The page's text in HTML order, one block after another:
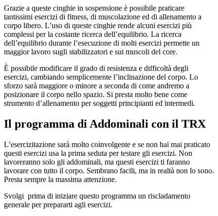
Grazie a queste cinghie in sospensione è possibile praticare
tantissimi esercizi di fitness, di muscolazione ed di allenamento a
corpo libero. L’uso di queste cinghie rende alcuni esercizi più
complessi per la costante ricerca dell’equilibrio. La ricerca
dell’equilibrio durante l’esecuzione di molti esercizi permette un
maggior lavoro sugli stabilizzatori e sui muscoli del core.
È possibile modificare il grado di resistenza e difficoltà degli
esercizi, cambiando semplicemente l’inclinazione del corpo. Lo
sforzo sarà maggiore o minore a seconda di come andremo a
posizionare il corpo nello spazio. Si presta molto bene come
strumento d’allenamento per soggetti principianti ed intermedi.
Il programma di Addominali con il TRX
L’esercizitazione sarà molto coinvolgente e se non hai mai praticato
questi esercizi usa la prima seduta per testare gli esercizi. Non
lavoreranno solo gli addominali, ma questi esercizi ti faranno
lavorare con tutto il corpo. Sembrano facili, ma in realtà non lo sono.
Presta sempre la massima attenzione.
Svolgi prima di iniziare questo programma un riscladamento
generale per prepararti agli esercizi.